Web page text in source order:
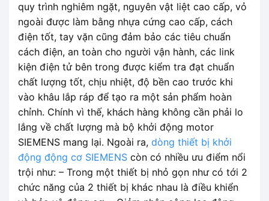
quy trình nghiêm ngặt, nguyên vật liệt cao cấp, vỏ
ngoài được làm bằng nhựa cứng cao cấp, cách
điện tốt, tay vặn cũng đảm bảo các tiêu chuẩn
cách điện, an toàn cho người vận hành, các link
kiện điện tử bên trong được kiểm tra đạt chuẩn
chất lượng tốt, chịu nhiệt, độ bền cao trước khi
vào khâu lắp ráp để tạo ra một sản phẩm hoàn
chỉnh. Chính vì thế, khách hàng không cần phải lo
lắng về chất lượng mà bộ khởi động motor
SIEMENS mang lại. Ngoài ra, dòng thiết bị khởi
động động cơ SIEMENS còn có nhiều ưu điểm nổi
trội như: – Trong một thiết bị nhỏ gọn như có tới 2
chức năng của 2 thiết bị khác nhau là điều khiển